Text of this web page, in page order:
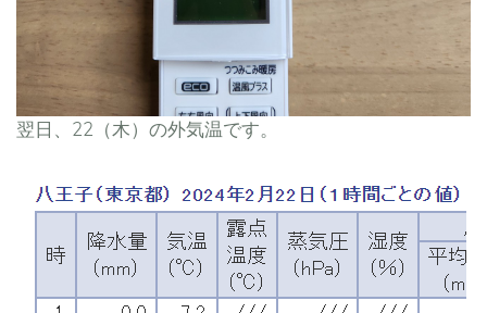
翌日、22（木）の外気温です。